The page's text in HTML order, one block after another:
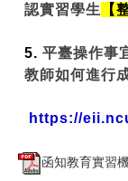
認實習學生
【
5. 平臺操作事
教師如何進行
https://
函知教育實習